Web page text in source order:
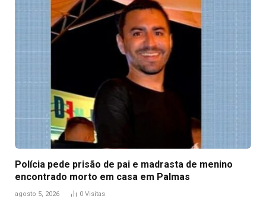
Polícia pede prisão de pai e madrasta de menino
encontrado morto em casa em Palmas
agosto 5, 2026 0 Visitas